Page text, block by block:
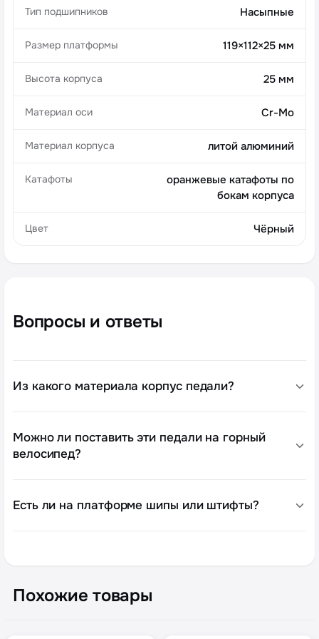
Тип подшипников Насыпные
Размер платформы 119×112×25 мм
Высота корпуса 25 мм
Материал оси Cr-Mo
Материал корпуса литой алюминий
Катафоты
оранжевые катафоты по
бокам корпуса
Цвет Чёрный
Вопросы и ответы
Из какого материала корпус педали?
Можно ли поставить эти педали на горный
велосипед?
Есть ли на платформе шипы или штифты?
Похожие товары